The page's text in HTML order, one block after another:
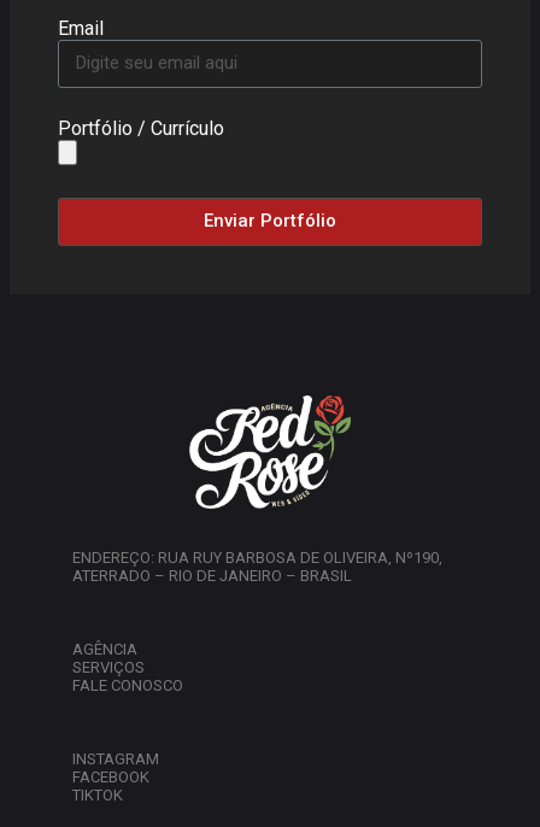
Email
Portfólio / Currículo
Enviar Portfólio
ENDEREÇO: RUA RUY BARBOSA DE OLIVEIRA, Nº190,
ATERRADO – RIO DE JANEIRO – BRASIL
AGÊNCIA
SERVIÇOS
FALE CONOSCO
INSTAGRAM
FACEBOOK
TIKTOK